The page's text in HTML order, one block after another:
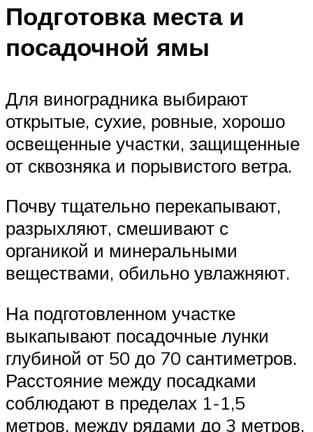
Подготовка места и
посадочной ямы
Для виноградника выбирают
открытые, сухие, ровные, хорошо
освещенные участки, защищенные
от сквозняка и порывистого ветра.
Почву тщательно перекапывают,
разрыхляют, смешивают с
органикой и минеральными
веществами, обильно увлажняют.
На подготовленном участке
выкапывают посадочные лунки
глубиной от 50 до 70 сантиметров.
Расстояние между посадками
соблюдают в пределах 1-1,5
метров, между рядами до 3 метров.